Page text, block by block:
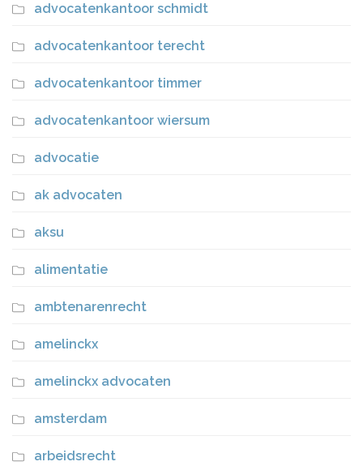
advocatenkantoor schmidt
advocatenkantoor terecht
advocatenkantoor timmer
advocatenkantoor wiersum
advocatie
ak advocaten
aksu
alimentatie
ambtenarenrecht
amelinckx
amelinckx advocaten
amsterdam
arbeidsrecht